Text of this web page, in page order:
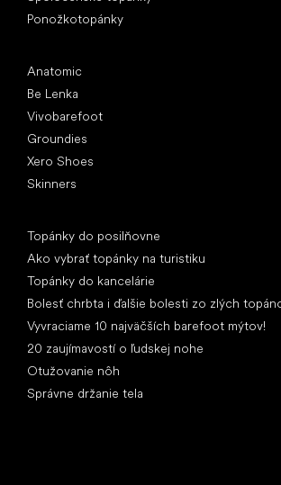
Ponožkotopánky
Anatomic
Be Lenka
Vivobarefoot
Groundies
Xero Shoes
Skinners
Topánky do posilňovne
Ako vybrať topánky na turistiku
Topánky do kancelárie
Bolesť chrbta i ďalšie bolesti zo zlých
Vyvraciame 10 najväčších barefoot mýtov!
20 zaujímavostí o ľudskej nohe
Otužovanie nôh
Správne držanie tela